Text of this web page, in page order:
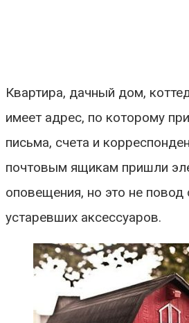
Квартира, дачный дом,
имеет адрес, по которому
письма, счета и
почтовым ящикам пришли
оповещения, но это не повод
устаревших аксессуаров.